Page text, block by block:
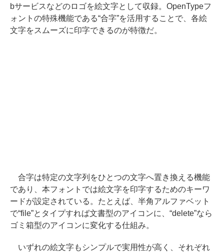
bサービスなどのロゴを絵文字として収録。OpenTypeフ
ォントの特殊機能である“合字”を活用することで、各絵
文字をスムーズに印字できるのが特徴だ。
合字は特定の文字列をひとつの文字へ置き換える機能
であり、本フォントでは絵文字を印字するためのキーワ
ードが設定されている。たとえば、半角アルファベット
で“file”とタイプすれば文書型のアイコンに、“delete”なら
ゴミ箱型のアイコンに変化する仕組み。
いずれの絵文字もシンプルで実用性が高く、それぞれ